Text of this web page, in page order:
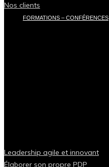
Nos clients
FORMATIONS – CONFÉRENCES
Leadership agile et innovant
Élaborer son propre PDP